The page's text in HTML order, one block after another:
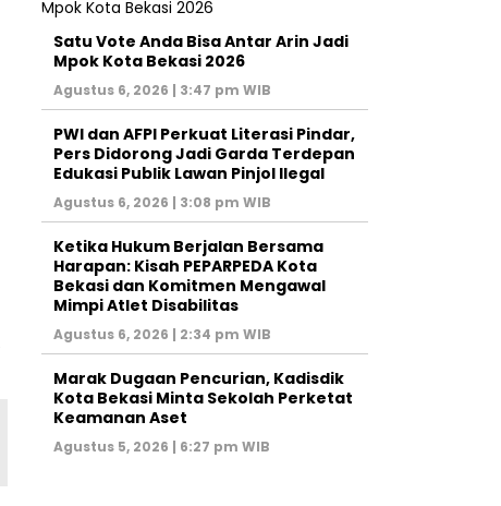
Satu Vote Anda Bisa Antar Arin Jadi
Mpok Kota Bekasi 2026
Agustus 6, 2026 | 3:47 pm WIB
PWI dan AFPI Perkuat Literasi Pindar,
Pers Didorong Jadi Garda Terdepan
Edukasi Publik Lawan Pinjol Ilegal
Agustus 6, 2026 | 3:08 pm WIB
Ketika Hukum Berjalan Bersama
Harapan: Kisah PEPARPEDA Kota
Bekasi dan Komitmen Mengawal
Mimpi Atlet Disabilitas
Agustus 6, 2026 | 2:34 pm WIB
‎Marak Dugaan Pencurian, Kadisdik
Kota Bekasi Minta Sekolah Perketat
Keamanan Aset
Agustus 5, 2026 | 6:27 pm WIB